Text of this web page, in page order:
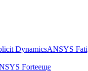
DynamicsANSYS
Forteеще